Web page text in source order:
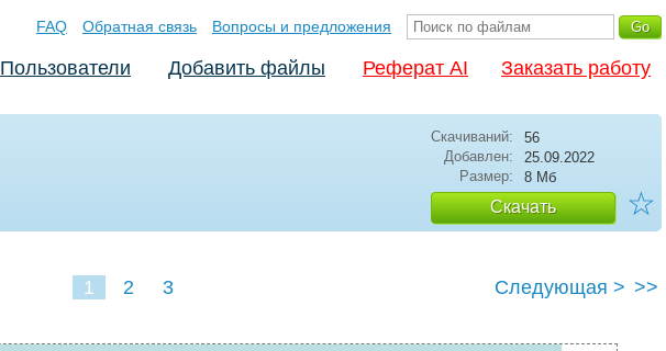
FAQ Обратная связь Вопросы и предложения
Пользователи Добавить файлы Реферат AI Заказать работу
Скачиваний:
56
Добавлен:
25.09.2022
Размер:
8 Мб
Скачать ☆
1 2 3 Следующая > >>